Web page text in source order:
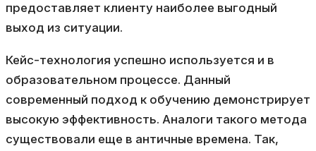
предоставляет клиенту наиболее выгодный
выход из ситуации.
Кейс-технология успешно используется и в
образовательном процессе. Данный
современный подход к обучению демонстрирует
высокую эффективность. Аналоги такого метода
существовали еще в античные времена. Так,